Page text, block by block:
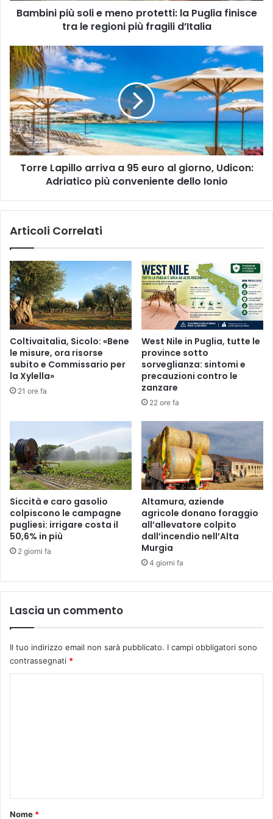
tra
più
fragili
d’Italia
Bambini più soli e meno protetti: la Puglia finisce
tra le regioni più fragili d’Italia
Torre
Lapillo
arriva
a
95
euro
al
giorno,
Udicon:
Adriatico
Torre Lapillo arriva a 95 euro al giorno, Udicon:
Adriatico più conveniente dello Ionio
Articoli Correlati
Coltivaitalia, Sicolo: «Bene
le misure, ora risorse
subito e Commissario per
la Xylella»
21 ore fa
West Nile in Puglia, tutte le
province sotto
sorveglianza: sintomi e
precauzioni contro le
zanzare
22 ore fa
Siccità e caro gasolio
colpiscono le campagne
pugliesi: irrigare costa il
50,6% in più
2 giorni fa
Altamura, aziende
agricole donano foraggio
all’allevatore colpito
dall’incendio nell’Alta
Murgia
4 giorni fa
Lascia un commento
Il tuo indirizzo email non sarà pubblicato. I campi obbligatori sono
contrassegnati *
o
Nome *